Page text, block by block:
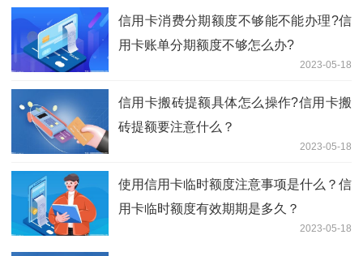
信用卡消费分期额度不够能不能办理?信
用卡账单分期额度不够怎么办?
2023-05-18
信用卡搬砖提额具体怎么操作?信用卡搬
砖提额要注意什么？
2023-05-18
使用信用卡临时额度注意事项是什么？信
用卡临时额度有效期期是多久？
2023-05-18